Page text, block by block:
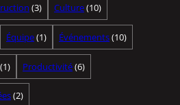
(3) Culture(10)
Équipe(1) Événements(10)
(1) Productivité(6)
(2)